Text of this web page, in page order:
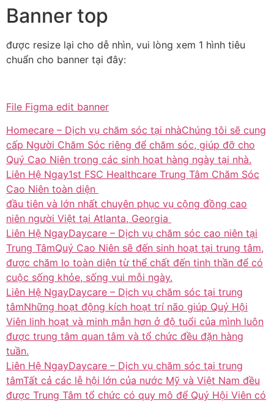
Banner top
được resize lại cho dễ nhìn, vui lòng xem 1 hình tiêu
chuẩn cho banner tại đây:
File Figma edit banner
Homecare – Dịch vụ chăm sóc tại nhàChúng tôi sẽ cung
cấp Người Chăm Sóc riêng để chăm sóc, giúp đỡ cho
Quý Cao Niên trong các sinh hoạt hàng ngày tại nhà.
Liên Hệ Ngay1st FSC Healthcare ​Trung Tâm Chăm Sóc
Cao Niên toàn diện ​
đầu tiên và lớn nhất chuyên phục vụ cộng đồng cao
niên người Việt tại Atlanta, Georgia ​
Liên Hệ NgayDaycare – Dịch vụ chăm sóc cao niên tại
Trung TâmQuý Cao Niên sẽ đến sinh hoạt tại trung tâm,
được chăm lo toàn diện từ thể chất đến tinh thần để có
cuộc sống khỏe, sống vui mỗi ngày.
Liên Hệ NgayDaycare – Dịch vụ chăm sóc tại trung
tâmNhững hoạt động kích hoạt trí não giúp Quý Hội
Viên linh hoạt và minh mẫn hơn ở độ tuổi của mình luôn
được trung tâm quan tâm và tổ chức đều đặn hàng
tuần.
Liên Hệ NgayDaycare – Dịch vụ chăm sóc tại trung
tâmTất cả các lễ hội lớn của nước Mỹ và Việt Nam đều
được Trung Tâm tổ chức có quy mô để Quý Hội Viên có